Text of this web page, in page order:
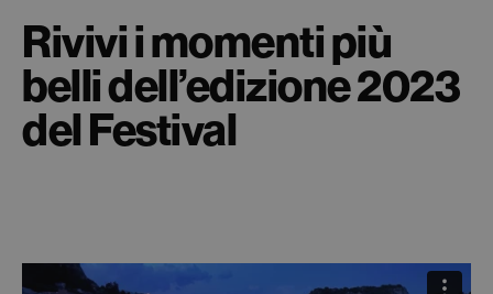
Rivivi i momenti più
belli dell’edizione 2023
del Festival